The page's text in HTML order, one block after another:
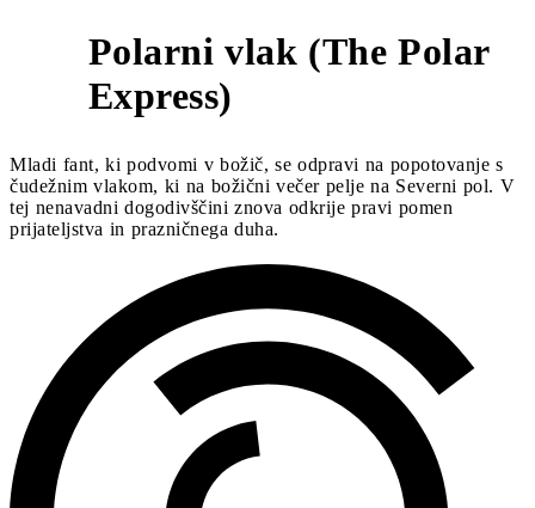
Polarni vlak (The Polar
Express)
Mladi fant, ki podvomi v božič, se odpravi na popotovanje s
čudežnim vlakom, ki na božični večer pelje na Severni pol. V
tej nenavadni dogodivščini znova odkrije pravi pomen
prijateljstva in prazničnega duha.